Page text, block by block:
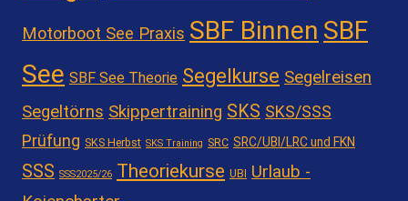
Motorboot See Praxis SBF Binnen SBF
See SBF See Theorie Segelkurse Segelreisen
Segeltörns Skippertraining SKS SKS/SSS
Prüfung SKS Herbst SKS Training SRC SRC/UBI/LRC und FKN
SSS SSS2025/26 Theoriekurse UBI Urlaub -